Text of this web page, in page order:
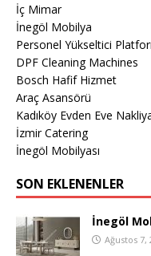
İç Mimar
İnegöl Mobilya
Personel Yükseltici
DPF Cleaning Machines
Bosch Hafif Hizmet
Araç Asansörü
Kadıköy Evden Eve
İzmir Catering
İnegöl Mobilyası
SON EKLENENLER
İnegöl
Ağustos 7,